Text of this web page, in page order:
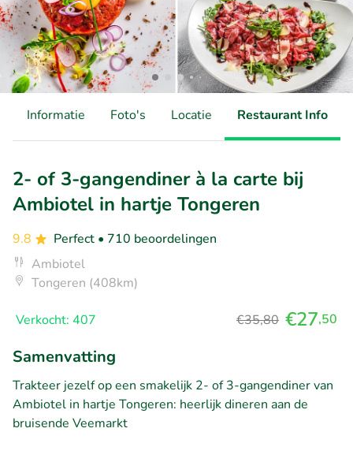
Informatie Foto's Locatie Restaurant Info
2- of 3-gangendiner à la carte bij
Ambiotel in hartje Tongeren
9.8 Perfect • 710 beoordelingen
Ambiotel
Tongeren (408km)
Verkocht: 407 €35,80 €27,50
Samenvatting
Trakteer jezelf op een smakelijk 2- of 3-gangendiner van
Ambiotel in hartje Tongeren: heerlijk dineren aan de
bruisende Veemarkt